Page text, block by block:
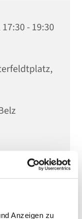
Anzeigen zu
- 19:30
und